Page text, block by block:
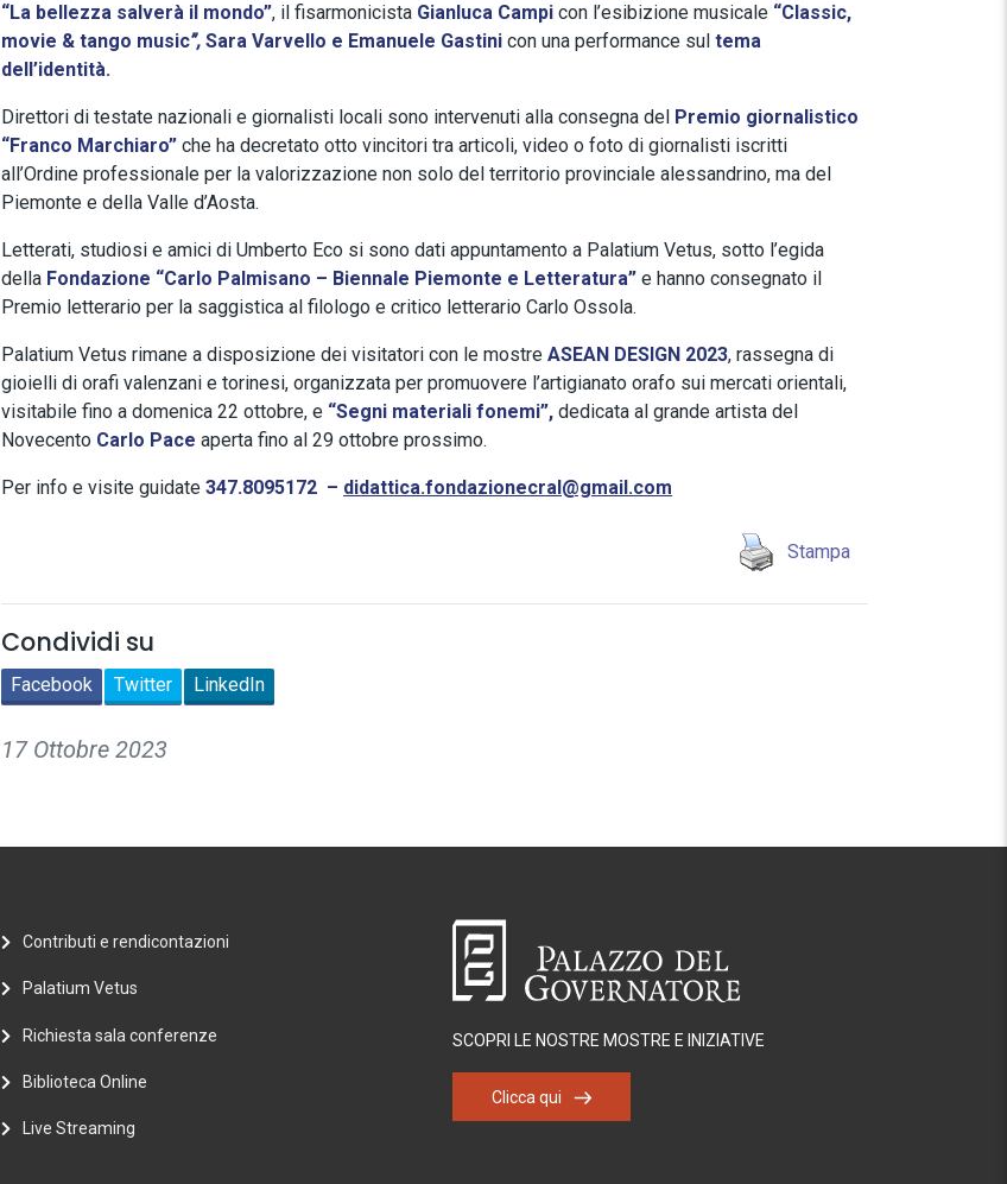
“La bellezza salverà il mondo”, il fisarmonicista Gianluca Campi con l’esibizione musicale “Classic,
movie & tango music”, Sara Varvello e Emanuele Gastini con una performance sul tema
dell’identità.
Direttori di testate nazionali e giornalisti locali sono intervenuti alla consegna del Premio giornalistico
“Franco Marchiaro” che ha decretato otto vincitori tra articoli, video o foto di giornalisti iscritti
all’Ordine professionale per la valorizzazione non solo del territorio provinciale alessandrino, ma del
Piemonte e della Valle d’Aosta.
Letterati, studiosi e amici di Umberto Eco si sono dati appuntamento a Palatium Vetus, sotto l’egida
della Fondazione “Carlo Palmisano – Biennale Piemonte e Letteratura” e hanno consegnato il
Premio letterario per la saggistica al filologo e critico letterario Carlo Ossola.
Palatium Vetus rimane a disposizione dei visitatori con le mostre ASEAN DESIGN 2023, rassegna di
gioielli di orafi valenzani e torinesi, organizzata per promuovere l’artigianato orafo sui mercati orientali,
visitabile fino a domenica 22 ottobre, e “Segni materiali fonemi”, dedicata al grande artista del
Novecento Carlo Pace aperta fino al 29 ottobre prossimo.
Per info e visite guidate 347.8095172 – didattica.fondazionecral@gmail.com
Stampa
Condividi su
Facebook Twitter LinkedIn
17 Ottobre 2023
Contributi e rendicontazioni
Palatium Vetus
Richiesta sala conferenze
Biblioteca Online
Live Streaming
SCOPRI LE NOSTRE MOSTRE E INIZIATIVE
Clicca qui